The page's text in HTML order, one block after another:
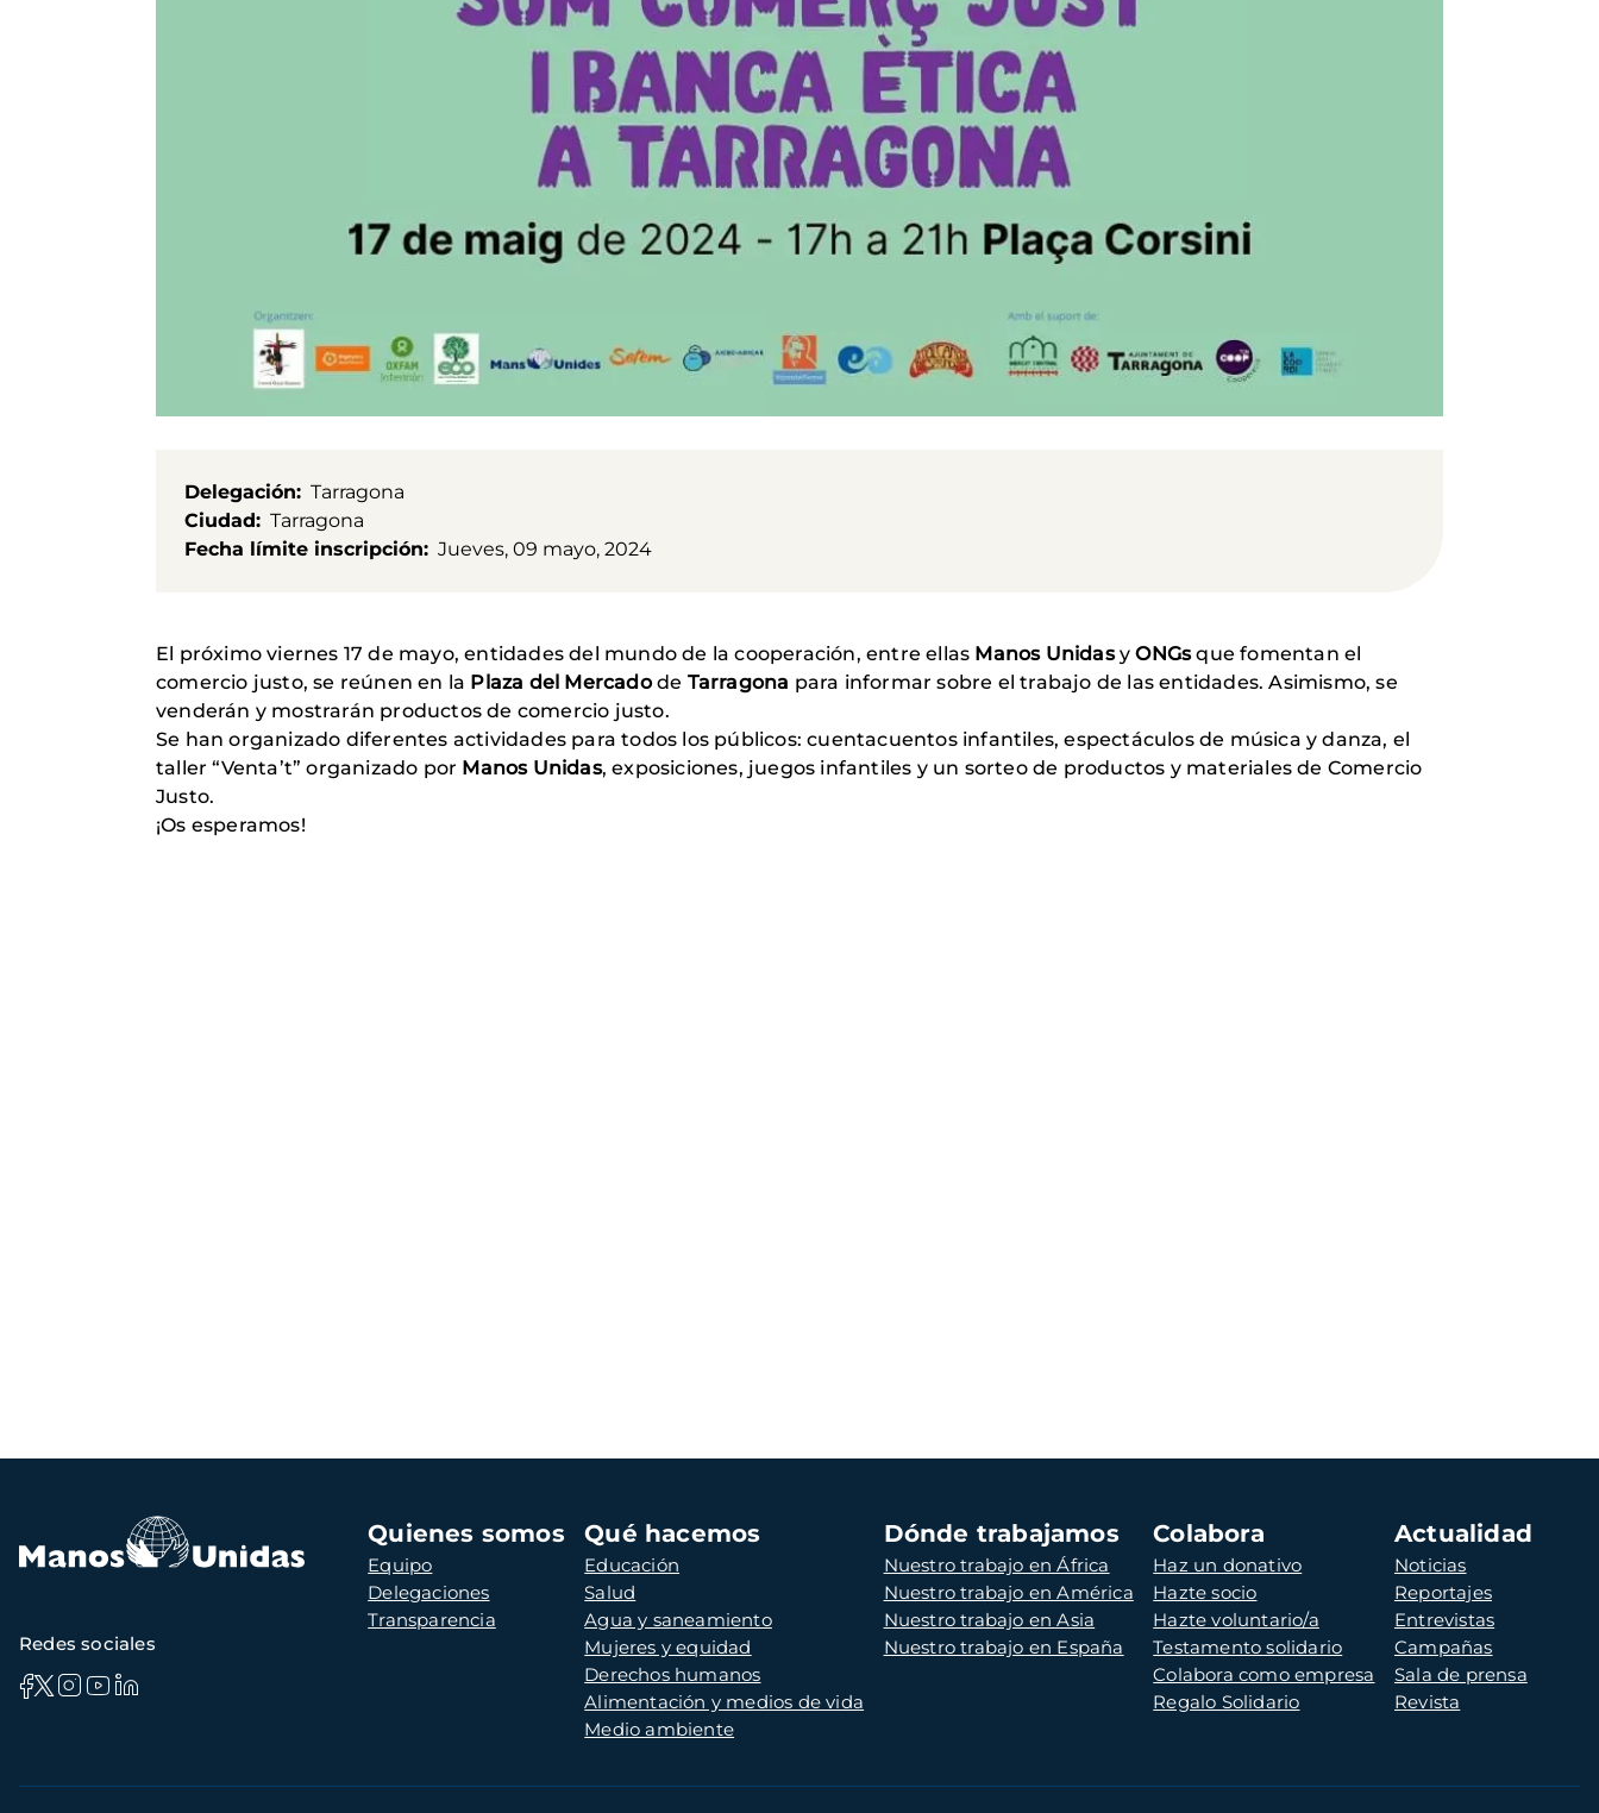
Delegación
Tarragona
Ciudad
Tarragona
Fecha límite inscripción
Jueves, 09 mayo, 2024
El próximo viernes 17 de mayo, entidades del mundo de la cooperación, entre ellas Manos UnidasyONGsque fomentan el
comercio justo, se reúnen en la Plaza del Mercadode Tarragona para informar sobre el trabajo de las entidades. Asimismo, se
venderán y mostrarán productos de comercio justo.
Se han organizado diferentes actividades para todos los públicos: cuentacuentos infantiles, espectáculos de música y danza, el
taller “Venta’t” organizado por Manos Unidas, exposiciones, juegos infantiles y un sorteo de productos y materiales de Comercio
Justo.
¡Os esperamos!
Navegación
principal
Quienes somos
Equipo
Delegaciones
Transparencia
Qué hacemos
Educación
Salud
Agua y saneamiento
Mujeres y equidad
Derechos humanos
Alimentación y medios de vida
Medio ambiente
Dónde trabajamos
Nuestro trabajo en África
Nuestro trabajo en América
Nuestro trabajo en Asia
Nuestro trabajo en España
Colabora
Haz un donativo
Hazte socio
Hazte voluntario/a
Testamento solidario
Colabora como empresa
Regalo Solidario
Actualidad
Noticias
Reportajes
Entrevistas
Campañas
Sala de prensa
Revista
Redes sociales